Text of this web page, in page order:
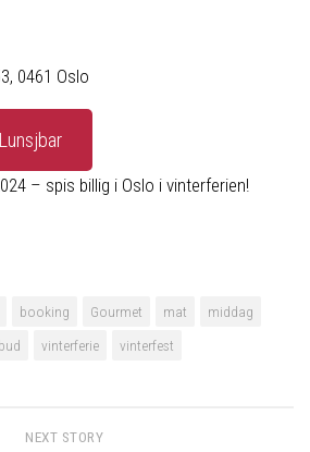
0461 Oslo
– spis billig i Oslo i vinterferien!
booking Gourmet mat
middag
vinterferie vinterfest
NEXT STORY